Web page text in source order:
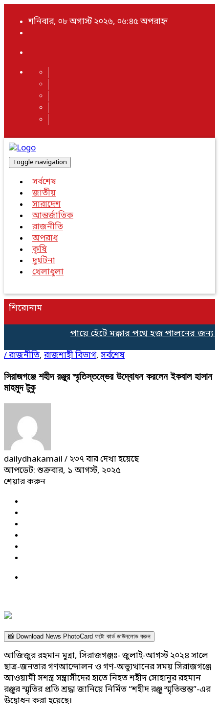
শনিবার, ০৮ অগাস্ট ২০২৬, ০৬:৪৫ অপরাহ্ন
Toggle navigation
সর্বশেষ
জাতীয়
সারাদেশ
আন্তর্জাতিক
রাজনীতি
অপরাধ
কৃষি
দুর্ঘটনা
খেলাধুলা
শিরোনাম
পায়ে হেঁটে মক্কার পথে হজ পালনের জন্য
/রাজনীতি, রাজশাহী বিভাগ, সর্বশেষ
সিরাজগঞ্জে শহীদ রঞ্জুর স্মৃতিস্তম্ভের উদ্বোধন করলেন ইকবাল হাসান
মাহমুদ টুকু
dailydhakamail / ২৩৭ বার দেখা হয়েছে
আপডেট: শুক্রবার, ১ আগস্ট, ২০২৫
শেয়ার করুন
📸 Download News PhotoCard ফটো কার্ড ডাউনলোড করুন
আজিজুর রহমান মুন্না, সিরাজগঞ্জঃ- জুলাই-আগস্ট ২০২৪ সালে
ছাত্র-জনতার গণআন্দোলন ও গণ-অভ্যুত্থানের সময় সিরাজগঞ্জে
আওয়ামী সশস্ত্র সন্ত্রাসীদের হাতে নিহত শহীদ সোহানুর রহমান
রঞ্জুর স্মৃতির প্রতি শ্রদ্ধা জানিয়ে নির্মিত “শহীদ রঞ্জু স্মৃতিস্তম্ভ”-এর
উদ্বোধন করা হয়েছে।